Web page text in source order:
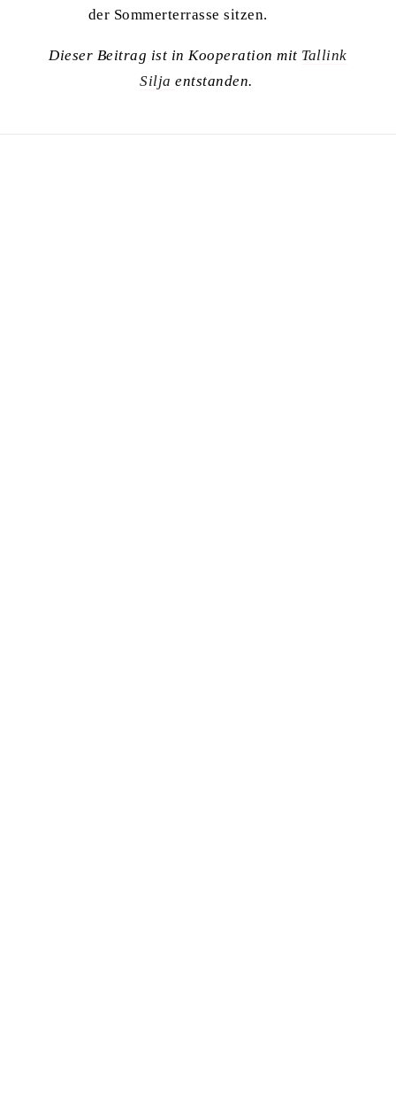
der Sommerterrasse sitzen.
Dieser Beitrag ist in Kooperation mit Tallink
Silja entstanden.